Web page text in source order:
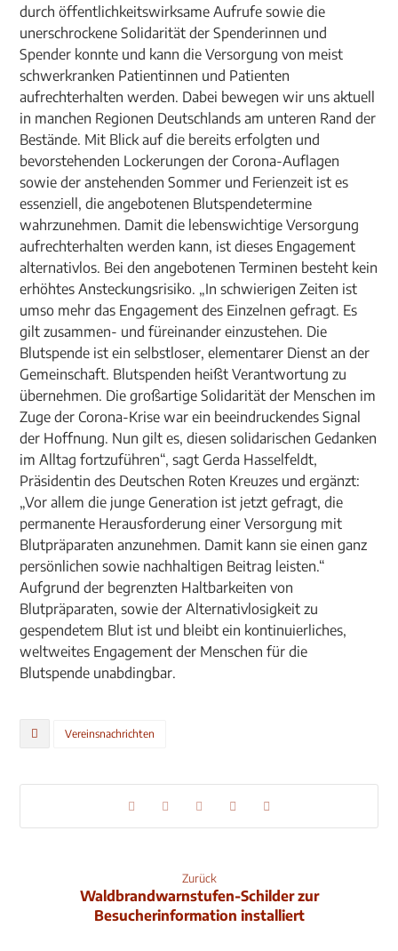
durch öffentlichkeitswirksame Aufrufe sowie die
unerschrockene Solidarität der Spenderinnen und
Spender konnte und kann die Versorgung von meist
schwerkranken Patientinnen und Patienten
aufrechterhalten werden. Dabei bewegen wir uns aktuell
in manchen Regionen Deutschlands am unteren Rand der
Bestände. Mit Blick auf die bereits erfolgten und
bevorstehenden Lockerungen der Corona-Auflagen
sowie der anstehenden Sommer und Ferienzeit ist es
essenziell, die angebotenen Blutspendetermine
wahrzunehmen. Damit die lebenswichtige Versorgung
aufrechterhalten werden kann, ist dieses Engagement
alternativlos. Bei den angebotenen Terminen besteht kein
erhöhtes Ansteckungsrisiko. „In schwierigen Zeiten ist
umso mehr das Engagement des Einzelnen gefragt. Es
gilt zusammen- und füreinander einzustehen. Die
Blutspende ist ein selbstloser, elementarer Dienst an der
Gemeinschaft. Blutspenden heißt Verantwortung zu
übernehmen. Die großartige Solidarität der Menschen im
Zuge der Corona-Krise war ein beeindruckendes Signal
der Hoffnung. Nun gilt es, diesen solidarischen Gedanken
im Alltag fortzuführen“, sagt Gerda Hasselfeldt,
Präsidentin des Deutschen Roten Kreuzes und ergänzt:
„Vor allem die junge Generation ist jetzt gefragt, die
permanente Herausforderung einer Versorgung mit
Blutpräparaten anzunehmen. Damit kann sie einen ganz
persönlichen sowie nachhaltigen Beitrag leisten.“
Aufgrund der begrenzten Haltbarkeiten von
Blutpräparaten, sowie der Alternativlosigkeit zu
gespendetem Blut ist und bleibt ein kontinuierliches,
weltweites Engagement der Menschen für die
Blutspende unabdingbar.
Vereinsnachrichten
Zurück
Waldbrandwarnstufen-Schilder zur
Besucherinformation installiert